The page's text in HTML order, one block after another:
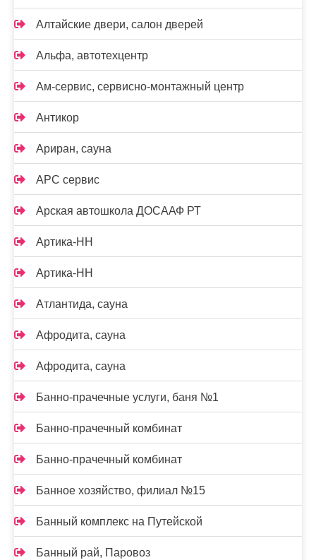
Алтайские двери, салон дверей
Альфа, автотехцентр
Ам-сервис, сервисно-монтажный центр
Антикор
Ариран, сауна
АРС сервис
Арская автошкола ДОСААФ РТ
Артика-НН
Артика-НН
Атлантида, сауна
Афродита, сауна
Афродита, сауна
Банно-прачечные услуги, баня №1
Банно-прачечный комбинат
Банно-прачечный комбинат
Банное хозяйство, филиал №15
Банный комплекс на Путейской
Банный рай, Паровоз